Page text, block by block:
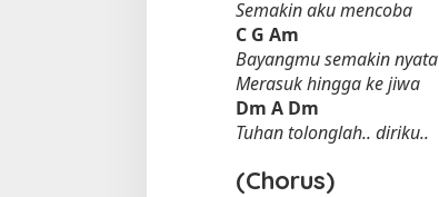
Semakin aku mencoba
C G Am
Bayangmu semakin nyata
Merasuk hingga ke jiwa
Dm A Dm
Tuhan tolonglah.. diriku..
(Chorus)